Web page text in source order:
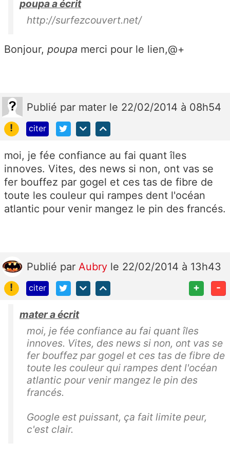
poupa a écrit
http://surfezcouvert.net/
Bonjour, poupa merci pour le lien,@+
Publié par mater le 22/02/2014 à 08h54
!
citer
moi, je fée confiance au fai quant îles
innoves. Vites, des news si non, ont vas se
fer bouffez par gogel et ces tas de fibre de
toute les couleur qui rampes dent l'océan
atlantic pour venir mangez le pin des francés.
Publié par Aubry le 22/02/2014 à 13h43
!
citer + -
mater a écrit
moi, je fée confiance au fai quant îles
innoves. Vites, des news si non, ont vas se
fer bouffez par gogel et ces tas de fibre de
toute les couleur qui rampes dent l'océan
atlantic pour venir mangez le pin des
francés.
Google est puissant, ça fait limite peur,
c'est clair.